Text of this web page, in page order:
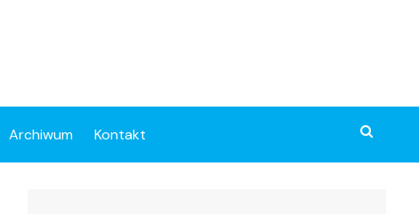
Archiwum Kontakt